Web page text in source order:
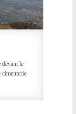
devant le
cimenterie